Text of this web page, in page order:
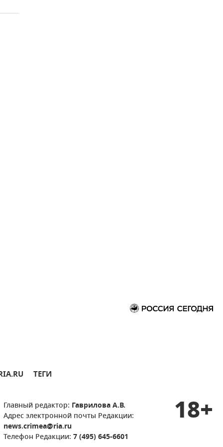
ТЕГИ
Главный редактор: Гаврилова А.В.
Адрес электронной почты Редакции:
news.crimea@ria.ru
Телефон Редакции: 7 (495) 645-6601
18+